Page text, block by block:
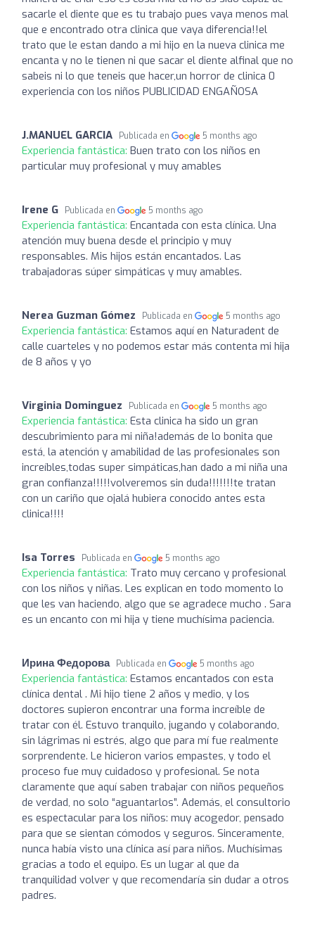
sacarle el diente que es tu trabajo pues vaya menos mal
que e encontrado otra clinica que vaya diferencia!!el
trato que le estan dando a mi hijo en la nueva clinica me
encanta y no le tienen ni que sacar el diente alfinal que no
sabeis ni lo que teneis que hacer,un horror de clinica 0
experiencia con los niños PUBLICIDAD ENGAÑOSA
J.MANUEL GARCIA Publicada en 5 months ago
Experiencia fantástica: Buen trato con los niños en
particular muy profesional y muy amables
Irene G Publicada en 5 months ago
Experiencia fantástica: Encantada con esta clínica. Una
atención muy buena desde el principio y muy
responsables. Mis hijos están encantados. Las
trabajadoras súper simpáticas y muy amables.
Nerea Guzman Gómez Publicada en 5 months ago
Experiencia fantástica: Estamos aquí en Naturadent de
calle cuarteles y no podemos estar más contenta mi hija
de 8 años y yo
Virginia Dominguez Publicada en 5 months ago
Experiencia fantástica: Esta clinica ha sido un gran
descubrimiento para mi niña!además de lo bonita que
está, la atención y amabilidad de las profesionales son
increíbles,todas super simpáticas,han dado a mi niña una
gran confianza!!!!!volveremos sin duda!!!!!!!te tratan
con un cariño que ojalá hubiera conocido antes esta
clinica!!!!
Isa Torres Publicada en 5 months ago
Experiencia fantástica: Trato muy cercano y profesional
con los niños y niñas. Les explican en todo momento lo
que les van haciendo, algo que se agradece mucho . Sara
es un encanto con mi hija y tiene muchísima paciencia.
Ирина Федорова Publicada en 5 months ago
Experiencia fantástica: Estamos encantados con esta
clínica dental . Mi hijo tiene 2 años y medio, y los
doctores supieron encontrar una forma increíble de
tratar con él. Estuvo tranquilo, jugando y colaborando,
sin lágrimas ni estrés, algo que para mí fue realmente
sorprendente. Le hicieron varios empastes, y todo el
proceso fue muy cuidadoso y profesional. Se nota
claramente que aquí saben trabajar con niños pequeños
de verdad, no solo “aguantarlos”. Además, el consultorio
es espectacular para los niños: muy acogedor, pensado
para que se sientan cómodos y seguros. Sinceramente,
nunca había visto una clínica así para niños. Muchísimas
gracias a todo el equipo. Es un lugar al que da
tranquilidad volver y que recomendaría sin dudar a otros
padres.